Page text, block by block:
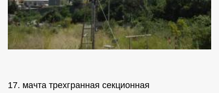
17. мачта трехгранная секционная